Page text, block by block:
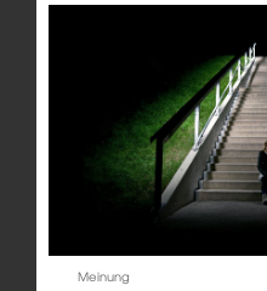
Meinung